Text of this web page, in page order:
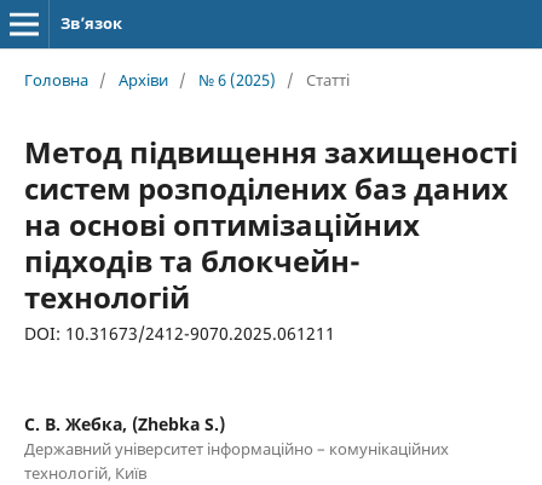
Зв’язок
Головна / Архіви / № 6 (2025) / Статті
Метод підвищення захищеності
систем розподілених баз даних
на основі оптимізаційних
підходів та блокчейн-
технологій
DOI: 10.31673/2412-9070.2025.061211
С. В. Жебка, (Zhebka S.)
Державний університет інформаційно – комунікаційних
технологій, Київ